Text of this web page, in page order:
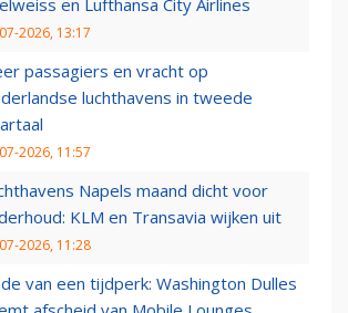
en Lufthansa City Airlines
2026, 13:17
passagiers en vracht op
luchthavens in tweede
2026, 11:57
Napels maand dicht voor
KLM en Transavia wijken uit
2026, 11:28
van een tijdperk: Washington Dulles